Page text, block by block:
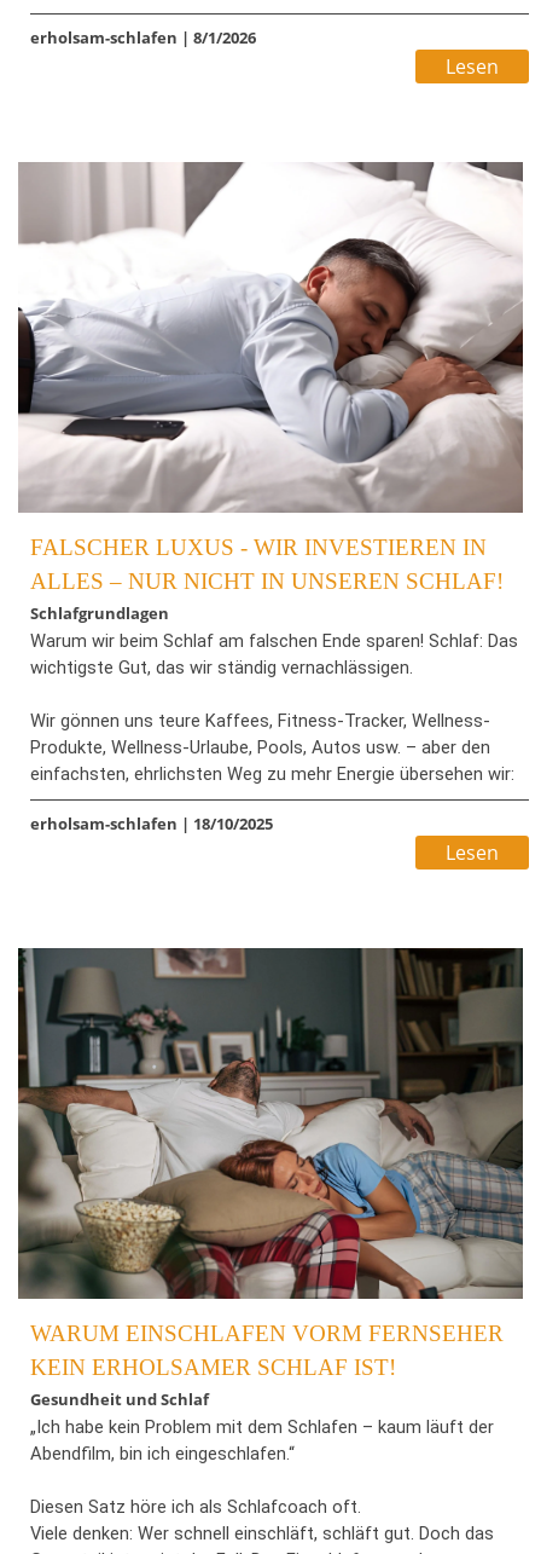
beeinflussen. Während des Schlafs regenerieren sich die
Bandscheiben, die Muskulatur wird repariert und
Schmerzmechanismen werden reguliert – der Körper nutzt
Bildrechte: © adobestock
erholsam-schlafen | 8/1/2026
Lesen
FALSCHER LUXUS - WIR INVESTIEREN IN
ALLES – NUR NICHT IN UNSEREN SCHLAF!
Schlafgrundlagen
Warum wir beim Schlaf am falschen Ende sparen! Schlaf: Das
wichtigste Gut, das wir ständig vernachlässigen.
Wir gönnen uns teure Kaffees, Fitness-Tracker, Wellness-
Produkte, Wellness-Urlaube, Pools, Autos usw. – aber den
einfachsten, ehrlichsten Weg zu mehr Energie übersehen wir:
echten Schlaf, die Grundlage unserer Gesundheit.
Statt uns Ruhe zu schenken, rauben wir sie uns selbst –
Doch Schlaf ist keine Zeitverschwendung. Er ist Heilung,
Ordnung, Neubeginn. In jeder Nacht repariert unser Körper, was
der Tag zerstört hat. Wer sich der Investition in seinen Schlaf
verweigert, spart nicht – er verliert. Vielleicht ist es Zeit,
großzügiger mit uns selbst zu sein. Zeit, uns die Stunden zu
schenken, die wir wirklich brauchen, um aufzuwachen – nicht
nur äußerlich, sondern auch innerlich.
Bildrechte: © www.shutterstock.com
erholsam-schlafen | 18/10/2025
Lesen
WARUM EINSCHLAFEN VORM FERNSEHER
KEIN ERHOLSAMER SCHLAF IST!
Gesundheit und Schlaf
„Ich habe kein Problem mit dem Schlafen – kaum läuft der
Abendfilm, bin ich eingeschlafen.“
Diesen Satz höre ich als Schlafcoach oft.
Viele denken: Wer schnell einschläft, schläft gut. Doch das